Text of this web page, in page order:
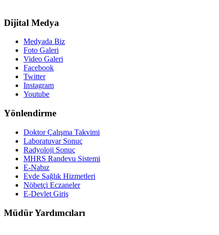
Dijital Medya
Medyada Biz
Foto Galeri
Video Galeri
Facebook
Twitter
Instagram
Youtube
Yönlendirme
Doktor Çalışma Takvimi
Laboratuvar Sonuç
Radyoloji Sonuç
MHRS Randevu Sistemi
E-Nabız
Evde Sağlık Hizmetleri
Nöbetçi Eczaneler
E-Devlet Giriş
Müdür Yardımcıları